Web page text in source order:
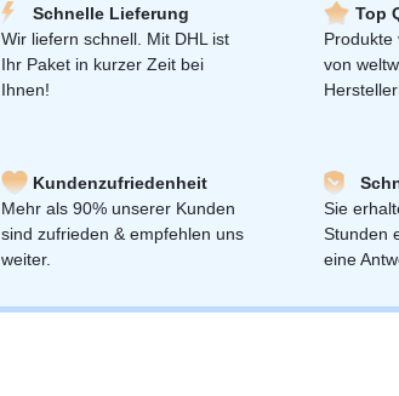
Schnelle Lieferung
Wir liefern schnell. Mit DHL ist
Ihr Paket in kurzer Zeit bei
Ihnen!
Top
Produkte
von
Kundenzufriedenheit
Mehr als 90% unserer Kunden
sind zufrieden & empfehlen uns
weiter.
Sie
Stunden
eine